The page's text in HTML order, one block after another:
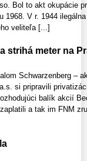
Bol to akt okupácie
1968. V r. 1944
veliteľa [...]
strihá meter na
Schwarzenberg –
si pripravili
balík akcií
a tak im FNM